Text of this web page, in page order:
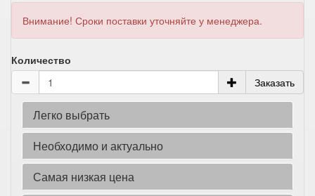
Внимание! Сроки поставки уточняйте у менеджера.
Количество
Заказать
Легко выбрать
Необходимо и актуально
Самая низкая цена